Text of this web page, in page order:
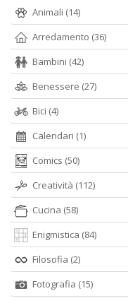
Animali (14)
Arredamento (36)
Bambini (42)
Benessere (27)
Bici (4)
Calendari (1)
Comics (50)
Creatività (112)
Cucina (58)
Enigmistica (84)
Filosofia (2)
Fotografia (15)